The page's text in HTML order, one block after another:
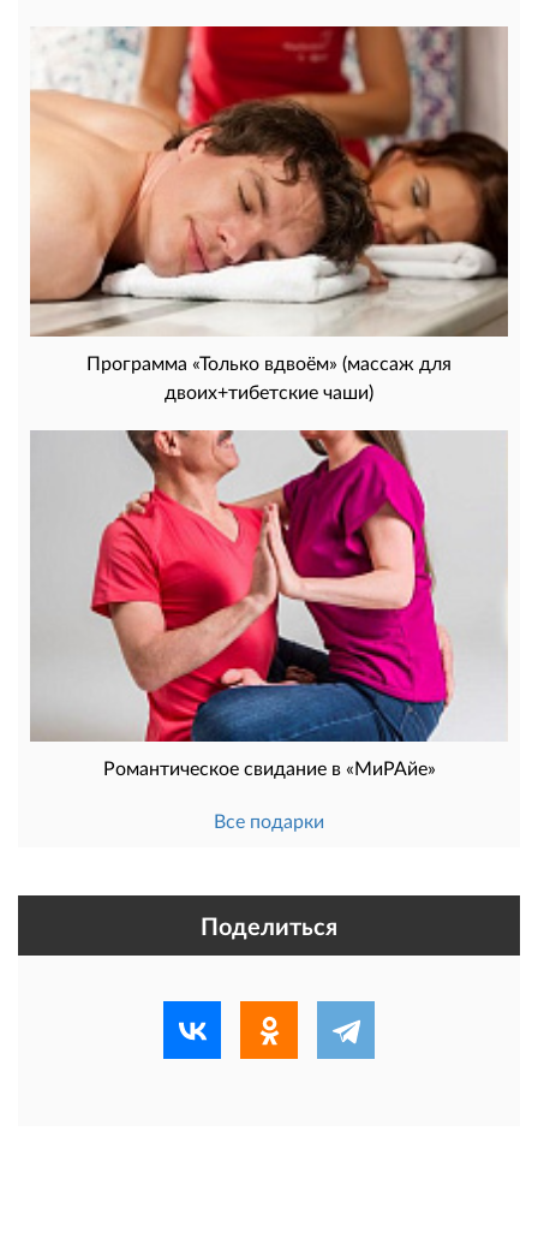
Программа «Только вдвоём» (массаж для
двоих+тибетские чаши)
Романтическое свидание в «МиРАйе»
Все подарки
Поделиться